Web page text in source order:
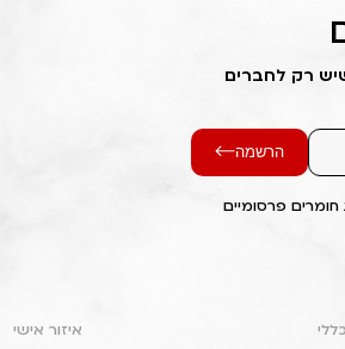
רק לחברים
הרשמה
פרסומיים
כללי
איזור אישי